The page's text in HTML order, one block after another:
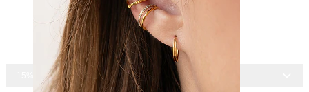
-15% SU TUTTI I GIOIELLI